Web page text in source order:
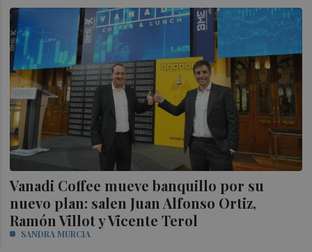
Vanadi Coffee mueve banquillo por su
nuevo plan: salen Juan Alfonso Ortiz,
Ramón Villot y Vicente Terol
SANDRA MURCIA